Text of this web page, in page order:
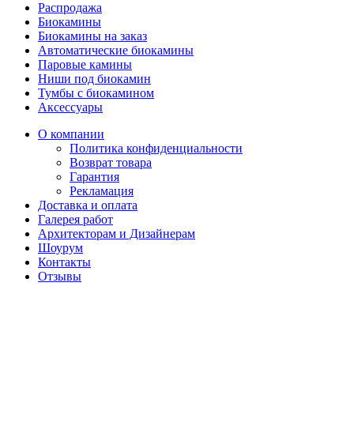
Распродажа
Биокамины
Биокамины на заказ
Автоматические биокамины
Паровые камины
Ниши под биокамин
Тумбы с биокамином
Аксессуары
О компании
Политика конфиденциальности
Возврат товара
Гарантия
Рекламация
Доставка и оплата
Галерея работ
Архитекторам и Дизайнерам
Шоурум
Контакты
Отзывы